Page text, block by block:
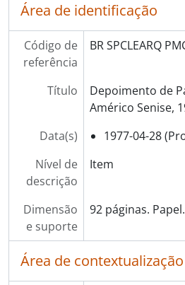
Área de identificação
Código de
referência
BR SPCLEARQ
Título
Depoimento de
Américo Senise,
Data(s)
1977-04-28
Nível de
descrição
Item
Dimensão
e suporte
92 páginas. Papel.
Área de contextualização